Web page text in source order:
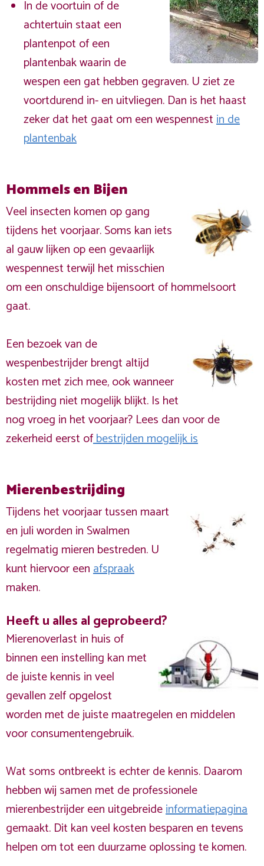
In de voortuin of de
achtertuin staat een
plantenpot of een
plantenbak waarin de
wespen een gat hebben gegraven. U ziet ze
voortdurend in- en uitvliegen. Dan is het haast
zeker dat het gaat om een wespennestin de
plantenbak
Hommels en Bijen
Veel insecten komen op gang
tijdens het voorjaar. Soms kan iets
al gauw lijken op een gevaarlijk
wespennest terwijl het misschien
om een onschuldige bijensoort of hommelsoort
gaat.
Een bezoek van de
wespenbestrijder brengt altijd
kosten met zich mee, ook wanneer
bestrijding niet mogelijk blijkt. Is het
nog vroeg in het voorjaar? Lees dan voor de
zekerheid eerst ofbestrijden mogelijk is
Mierenbestrijding
Tijdens het voorjaar tussen maart
en juli worden in Swalmen
regelmatig mieren bestreden. U
kunt hiervoor eenafspraak
maken.
Heeft u alles al geprobeerd?
Mierenoverlast in huis of
binnen een instelling kan met
de juiste kennis in veel
gevallen zelf opgelost
worden met de juiste maatregelen en middelen
voor consumentengebruik.
Wat soms ontbreekt is echter de kennis. Daarom
hebben wij samen met de professionele
mierenbestrijder een uitgebreideinformatiepagina
gemaakt. Dit kan veel kosten besparen en tevens
helpen om tot een duurzame oplossing te komen.